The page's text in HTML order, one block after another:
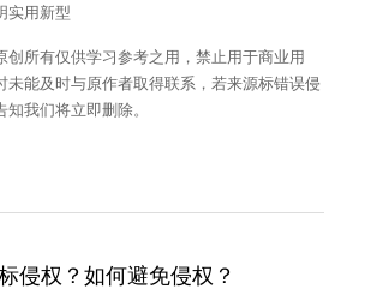
实用新型
创所有仅供学习参考之用，禁止用于商业用
未能及时与原作者取得联系，若来源标错误侵
我们将立即删除。
侵权？如何避免侵权？